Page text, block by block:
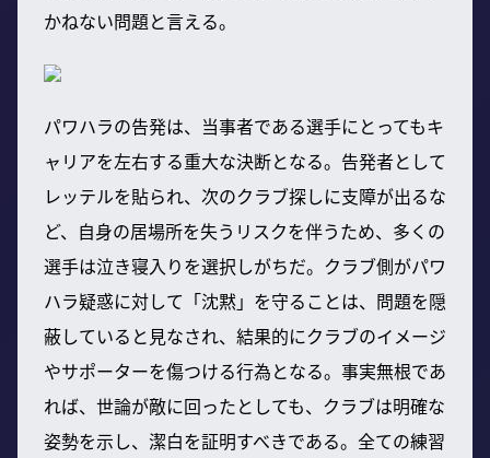
かねない問題と言える。
パワハラの告発は、当事者である選手にとってもキ
ャリアを左右する重大な決断となる。告発者として
レッテルを貼られ、次のクラブ探しに支障が出るな
ど、自身の居場所を失うリスクを伴うため、多くの
選手は泣き寝入りを選択しがちだ。クラブ側がパワ
ハラ疑惑に対して「沈黙」を守ることは、問題を隠
蔽していると見なされ、結果的にクラブのイメージ
やサポーターを傷つける行為となる。事実無根であ
れば、世論が敵に回ったとしても、クラブは明確な
姿勢を示し、潔白を証明すべきである。全ての練習